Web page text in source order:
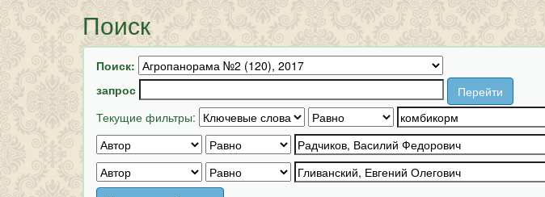
Поиск
Поиск:
запрос
Текущие фильтры: